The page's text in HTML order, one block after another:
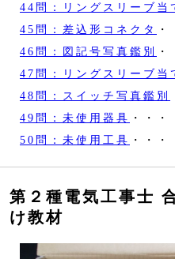
44問：リングスリーブ当
45問：差込形コネクタ
46問：図記号写真鑑別
47問：リングスリーブ当
48問：スイッチ写真鑑別
49問：未使用器具 ・・・
50問：未使用工具 ・・・
第２種電気工事士
け教材